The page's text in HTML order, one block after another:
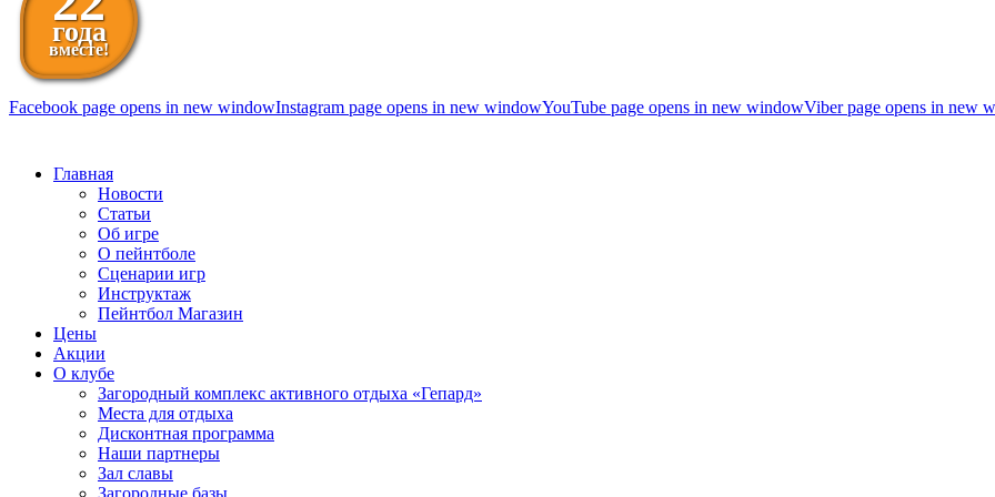
года
вместе!
Facebook page opens in new windowInstagram page opens in new windowYouTube page opens in new windowViber page opens in new
Главная
Новости
Статьи
Об игре
О пейнтболе
Сценарии игр
Инструктаж
Пейнтбол Магазин
Цены
Акции
О клубе
Загородный комплекс активного отдыха «Гепард»
Места для отдыха
Дисконтная программа
Наши партнеры
Зал славы
Загородные базы